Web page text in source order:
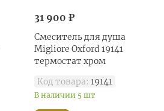
31 900 ₽
Смеситель для душа
Migliore Oxford 19141
термостат хром
Код товара: 19141
В наличии 5 шт